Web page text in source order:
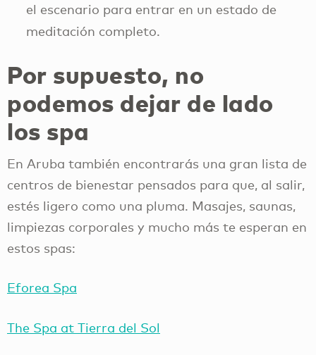
el escenario para entrar en un estado de
meditación completo.
Por supuesto, no
podemos dejar de lado
los spa
En Aruba también encontrarás una gran lista de
centros de bienestar pensados para que, al salir,
estés ligero como una pluma. Masajes, saunas,
limpiezas corporales y mucho más te esperan en
estos spas:
Eforea Spa
The Spa at Tierra del Sol